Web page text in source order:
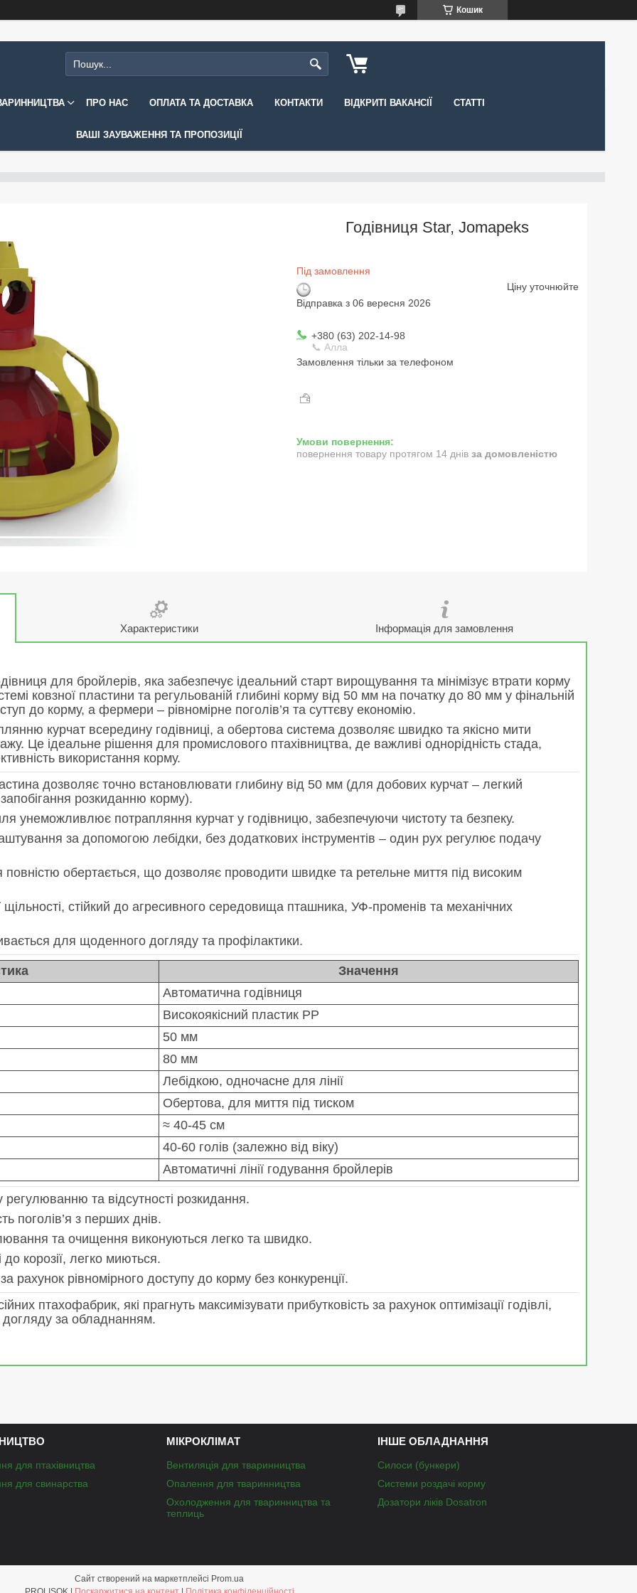
Кошик
ПРО НАС ОПЛАТА ТА ДОСТАВКА КОНТАКТИ ВІДКРИТІ ВАКАНСІЇ СТАТТІ
ВАШІ ЗАУВАЖЕННЯ ТА ПРОПОЗИЦІЇ
Годівниця Star, Jomapeks
Під замовлення
Відправка з 06 вересня 2026
Ціну уточнюйте
+380 (63) 202-14-98
📞 Алла
Замовлення тільки за телефоном
повернення товару протягом 14 днів за домовленістю
Характеристики Інформація для замовлення
для бройлерів, яка забезпечує ідеальний старт вирощування та мінімізує втрати корму
ковзної пластини та регульованій глибині корму від 50 мм на початку до 80 мм у фінальній
до корму, а фермери – рівномірне поголів’я та суттєву економію.
курчат всередину годівниці, а обертова система дозволяє швидко та якісно мити
Це ідеальне рішення для промислового птахівництва, де важливі однорідність стада,
використання корму.
дозволяє точно встановлювати глибину від 50 мм (для добових курчат – легкий
розкиданню корму).
унеможливлює потрапляння курчат у годівницю, забезпечуючи чистоту та безпеку.
за допомогою лебідки, без додаткових інструментів – один рух регулює подачу
обертається, що дозволяє проводити швидке та ретельне миття під високим
стійкий до агресивного середовища пташника, УФ-променів та механічних
для щоденного догляду та профілактики.
Значення
Автоматична годівниця
Високоякісний пластик PP
50 мм
80 мм
Лебідкою, одночасне для лінії
Обертова, для миття під тиском
≈ 40-45 см
40-60 голів (залежно від віку)
Автоматичні лінії годування бройлерів
та відсутності розкидання.
поголів’я з перших днів.
та очищення виконуються легко та швидко.
до корозії, легко миються.
рахунок рівномірного доступу до корму без конкуренції.
птахофабрик, які прагнуть максимізувати прибутковість за рахунок оптимізації годівлі,
за обладнанням.
для птахівництва
для свинарства
МІКРОКЛІМАТ
Вентиляція для тваринництва
Опалення для тваринництва
Охолодження для тваринництва та
теплиць
ІНШЕ ОБЛАДНАННЯ
Силоси (бункери)
Системи роздачі корму
Дозатори ліків Dosatron
Сайт створений на маркетплейсі Prom.ua